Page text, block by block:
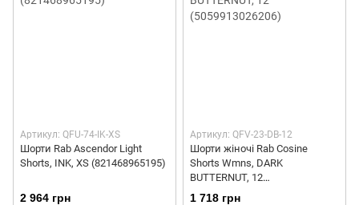
Артикул: QFU-74-IK-XS
Шорти Rab Ascendor Light
Shorts, INK, XS (821468965195)
2 964 грн
Артикул: QFV-23-DB-12
Шорти жіночі Rab Cosine
Shorts Wmns, DARK
BUTTERNUT, 12
(5059913026206)
1 718 грн